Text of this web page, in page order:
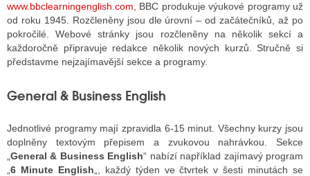
RÁDIA
STRÁNKY RÁDIÍ
STRÁNKY TV
www.bbclearningenglish.com , BBC produkuje výukové programy už
od roku 1945. Rozčleněny jsou dle úrovní – od začátečníků, až po
pokročilé. Webové stránky jsou rozčleněny na několik sekcí a
každoročně připravuje redakce několik nových kurzů. Stručně si
představme nejzajímavější sekce a programy.
General & Business English
Jednotlivé programy mají zpravidla 6-15 minut. Všechny kurzy jsou
doplněny textovým přepisem a zvukovou nahrávkou. Sekce
General & Business English“ nabízí například zajímavý program
6 Minute English „, každý týden ve čtvrtek v šesti minutách se